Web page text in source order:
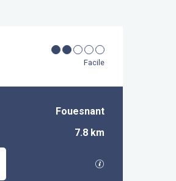
Facile
pratiques
Fouesnant
7.8 km